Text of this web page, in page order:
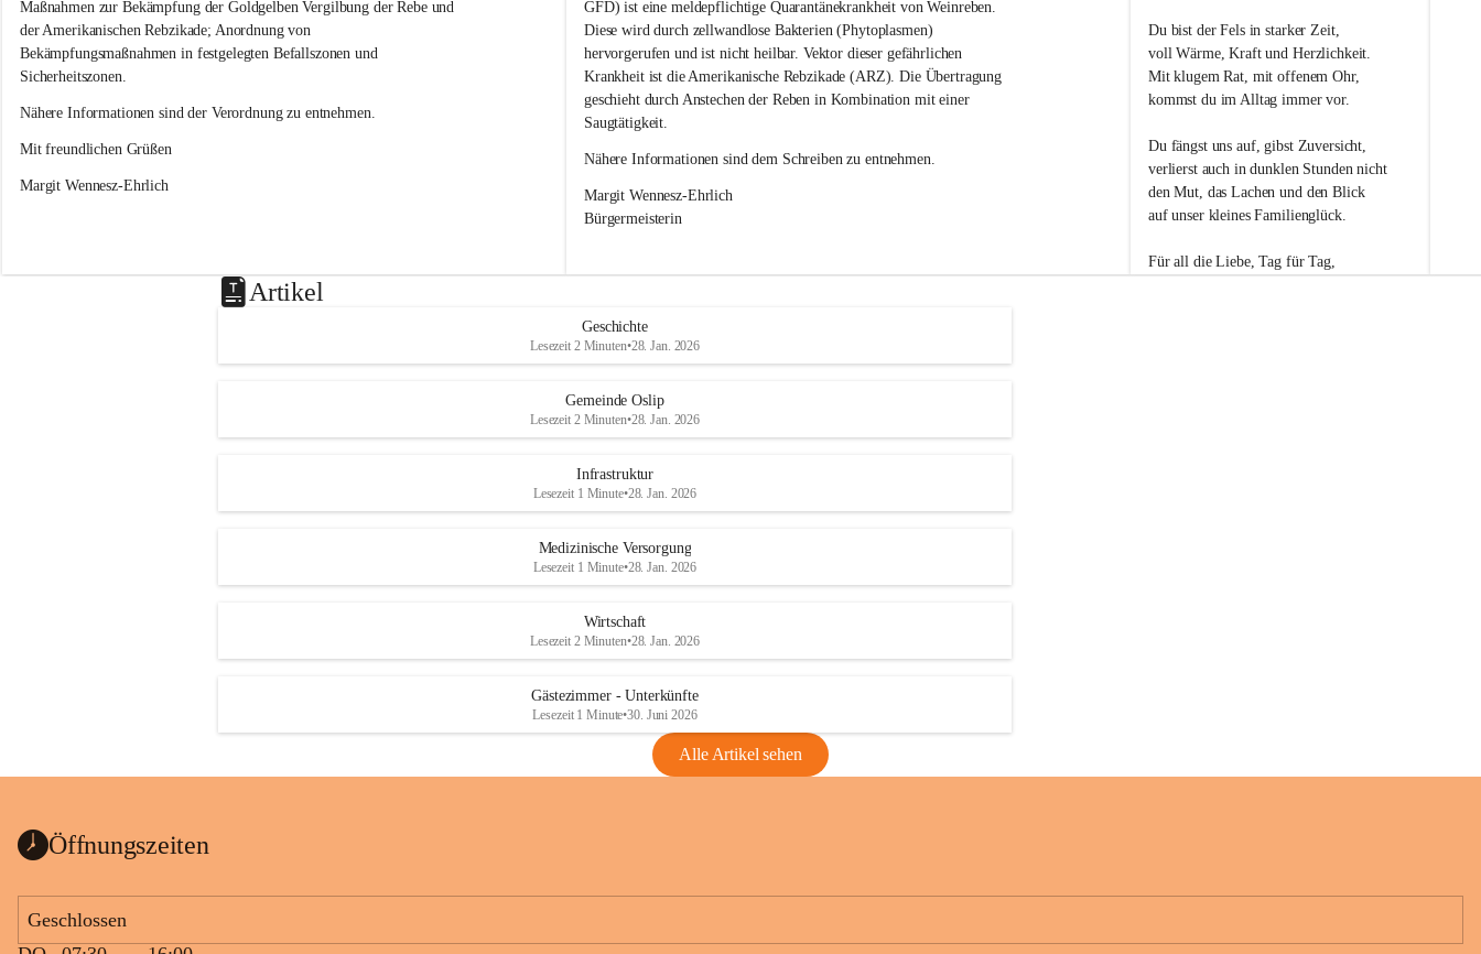
l
i
p
Maßnahmen zur Bekämpfung der Goldgelben Vergilbung der Rebe und
der Amerikanischen Rebzikade; Anordnung von
Bekämpfungsmaßnahmen in festgelegten Befallszonen und
Sicherheitszonen.
Nähere Informationen sind der Verordnung zu entnehmen.
Mit freundlichen Grüßen
Margit Wennesz-Ehrlich
l
i
p
GFD) ist eine meldepflichtige Quarantänekrankheit von Weinreben.
Diese wird durch zellwandlose Bakterien (Phytoplasmen)
hervorgerufen und ist nicht heilbar. Vektor dieser gefährlichen
Krankheit ist die Amerikanische Rebzikade (ARZ). Die Übertragung
geschieht durch Anstechen der Reben in Kombination mit einer
Saugtätigkeit.
Nähere Informationen sind dem Schreiben zu entnehmen.
Margit Wennesz-Ehrlich
Bürgermeisterin
iDu bist der Fels in starker Zeit,
voll Wärme, Kraft und Herzlichkeit.
Mit klugem Rat, mit offenem Ohr,
kommst du im Alltag immer vor.
Du fängst uns auf, gibst Zuversicht,
verlierst auch in dunklen Stunden nicht
den Mut, das Lachen und den Blick
auf unser kleines Familienglück.
Für all die Liebe, Tag für Tag,
Artikel
Geschichte
Lesezeit 2 Minuten•28. Jan. 2026
Gemeinde Oslip
Lesezeit 2 Minuten•28. Jan. 2026
Infrastruktur
Lesezeit 1 Minute•28. Jan. 2026
Medizinische Versorgung
Lesezeit 1 Minute•28. Jan. 2026
Wirtschaft
Lesezeit 2 Minuten•28. Jan. 2026
Gästezimmer - Unterkünfte
Lesezeit 1 Minute•30. Juni 2026
Alle Artikel sehen
Öffnungszeiten
Geschlossen